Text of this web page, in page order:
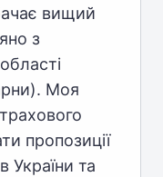
вищий
з
Моя
пропозиції
України та